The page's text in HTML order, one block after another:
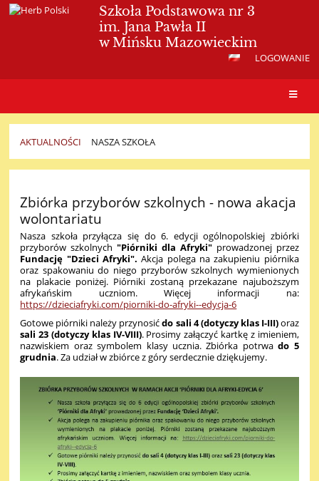
Szkoła Podstawowa nr 3
im. Jana Pawła II
w Mińsku Mazowieckim
LOGOWANIE
AKTUALNOŚCI NASZA SZKOŁA
szkoła
Zbiórka przyborów szkolnych - nowa akacja
wolontariatu
Nasza szkoła przyłącza się do 6. edycji ogólnopolskiej zbiórki
przyborów szkolnych"Piórniki dla Afryki"prowadzonej przez
Fundację "Dzieci Afryki".Akcja polega na zakupieniu piórnika
oraz spakowaniu do niego przyborów szkolnych wymienionych
na plakacie poniżej. Piórniki zostaną przekazane najuboższym
afrykańskim uczniom. Więcej informacji na:
https://dzieciafryki.com/piorniki-do-afryki--edycja-6
Gotowe piórniki należy przynosićdo sali 4 (dotyczy klas I-III)oraz
sali 23 (dotyczy klas IV-VIII). Prosimy załączyć kartkę z imieniem,
nazwiskiem oraz symbolem klasy ucznia. Zbiórka potrwado 5
grudnia. Za udział w zbiórce z góry serdecznie dziękujemy.